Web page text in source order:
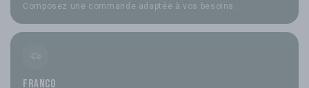
Composez une commande adaptée à vos besoins.
Franco